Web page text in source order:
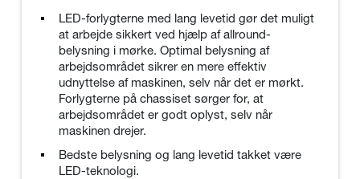
LED-forlygterne med lang levetid gør det muligt
at arbejde sikkert ved hjælp af allround-
belysning i mørke. Optimal belysning af
arbejdsområdet sikrer en mere effektiv
udnyttelse af maskinen, selv når det er mørkt.
Forlygterne på chassiset sørger for, at
arbejdsområdet er godt oplyst, selv når
maskinen drejer.
Bedste belysning og lang levetid takket være
LED-teknologi.